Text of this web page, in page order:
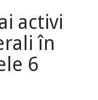
activi
în
6